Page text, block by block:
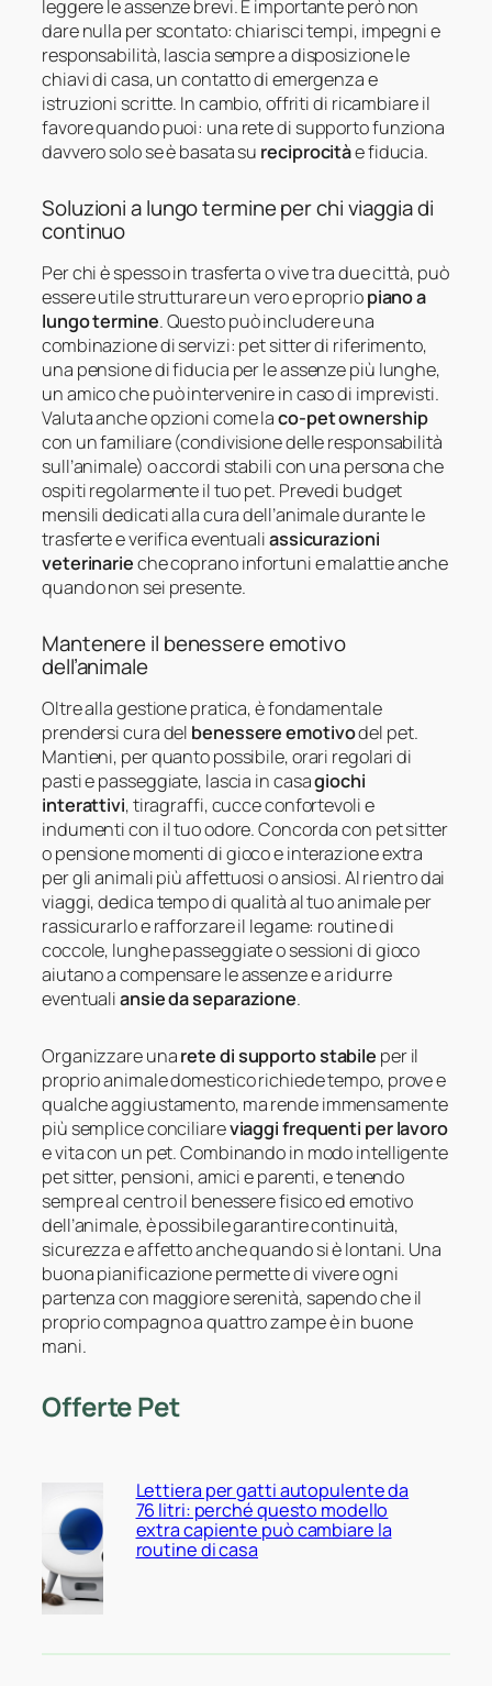
leggere le assenze brevi. È importante però non
dare nulla per scontato: chiarisci tempi, impegni e
responsabilità, lascia sempre a disposizione le
chiavi di casa, un contatto di emergenza e
istruzioni scritte. In cambio, offriti di ricambiare il
favore quando puoi: una rete di supporto funziona
davvero solo se è basata su reciprocitàe fiducia.
Soluzioni a lungo termine per chi viaggia di
continuo
Per chi è spesso in trasferta o vive tra due città, può
essere utile strutturare un vero e propriopiano a
lungo termine. Questo può includere una
combinazione di servizi: pet sitter di riferimento,
una pensione di fiducia per le assenze più lunghe,
un amico che può intervenire in caso di imprevisti.
Valuta anche opzioni come laco-pet ownership
con un familiare (condivisione delle responsabilità
sull’animale) o accordi stabili con una persona che
ospiti regolarmente il tuo pet. Prevedi budget
mensili dedicati alla cura dell’animale durante le
trasferte e verifica eventualiassicurazioni
veterinarieche coprano infortuni e malattie anche
quando non sei presente.
Mantenere il benessere emotivo
dell’animale
Oltre alla gestione pratica, è fondamentale
prendersi cura del benessere emotivodel pet.
Mantieni, per quanto possibile, orari regolari di
pasti e passeggiate, lascia in casagiochi
interattivi, tiragraffi, cucce confortevoli e
indumenti con il tuo odore. Concorda con pet sitter
o pensione momenti di gioco e interazione extra
per gli animali più affettuosi o ansiosi. Al rientro dai
viaggi, dedica tempo di qualità al tuo animale per
rassicurarlo e rafforzare il legame: routine di
coccole, lunghe passeggiate o sessioni di gioco
aiutano a compensare le assenze e a ridurre
eventualiansie da separazione.
Organizzare unarete di supporto stabile per il
proprio animale domestico richiede tempo, prove e
qualche aggiustamento, ma rende immensamente
più semplice conciliareviaggi frequenti per lavoro
e vita con un pet. Combinando in modo intelligente
pet sitter, pensioni, amici e parenti, e tenendo
sempre al centro il benessere fisico ed emotivo
dell’animale, è possibile garantire continuità,
sicurezza e affetto anche quando si è lontani. Una
buona pianificazione permette di vivere ogni
partenza con maggiore serenità, sapendo che il
proprio compagno a quattro zampe è in buone
mani.
Offerte Pet
Lettiera per gatti autopulente da
76 litri: perché questo modello
extra capiente può cambiare la
routine di casa